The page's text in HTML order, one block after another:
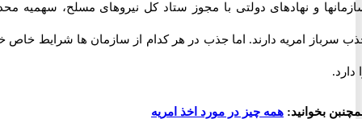
و نهادهای دولتی با مجوز ستاد کل نیروهای مسلح، سهمیه محدود
امریه دارند. اما جذب در هر کدام از سازمان ها شرایط خاص خود
بخوانید: همه چیز در مورد اخذ امریه